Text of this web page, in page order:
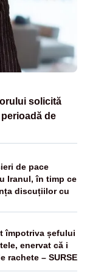
solicită
de
de pace
Iranul, în timp ce
discuțiilor cu
împotriva șefului
enervat că i
rachete – SURSE